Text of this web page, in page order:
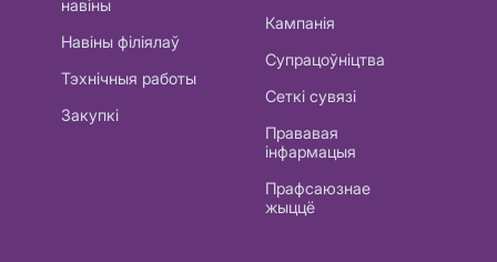
навіны
Навіны філіялаў
Тэхнічныя работы
Закупкі
Кампанія
Супрацоўніцтва
Сеткі сувязі
Прававая
інфармацыя
Прафсаюзнае
жыццё